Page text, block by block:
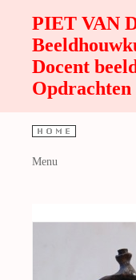
PIET VAN
Docent
Opdrachten
Menu